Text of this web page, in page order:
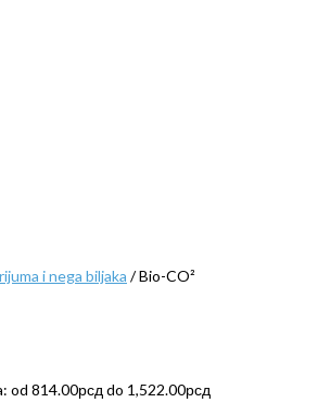
i nega biljaka / Bio-CO²
od 814.00рсд do 1,522.00рсд